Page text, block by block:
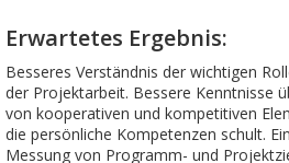
Erwartetes Ergebnis:
Besseres Verständnis der wichtigen
der Projektarbeit. Bessere Kenntnisse
von kooperativen und kompetitiven
die persönliche Kompetenzen schult.
Messung von Programm- und